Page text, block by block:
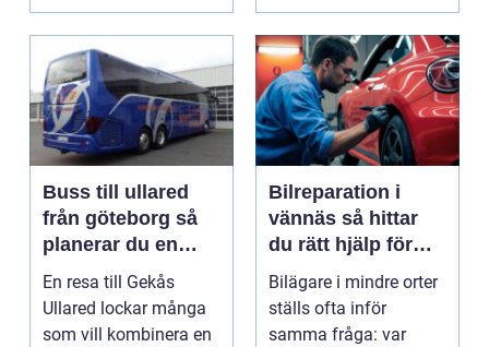
Buss till ullared
från göteborg så
planerar du en
smidig
shoppingdag
En resa till Gekås
Ullared lockar många
som vill kombinera en
Bilreparation i
vännäs så hittar
du rätt hjälp för
din bil
Bilägare i mindre orter
ställs ofta inför
samma fråga: var